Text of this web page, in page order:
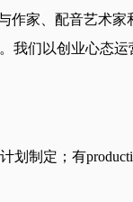
家、配音艺术家
们以创业心态
制定；有